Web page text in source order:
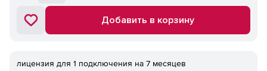
Добавить в корзину
лицензия для 1 подключения на 7 месяцев